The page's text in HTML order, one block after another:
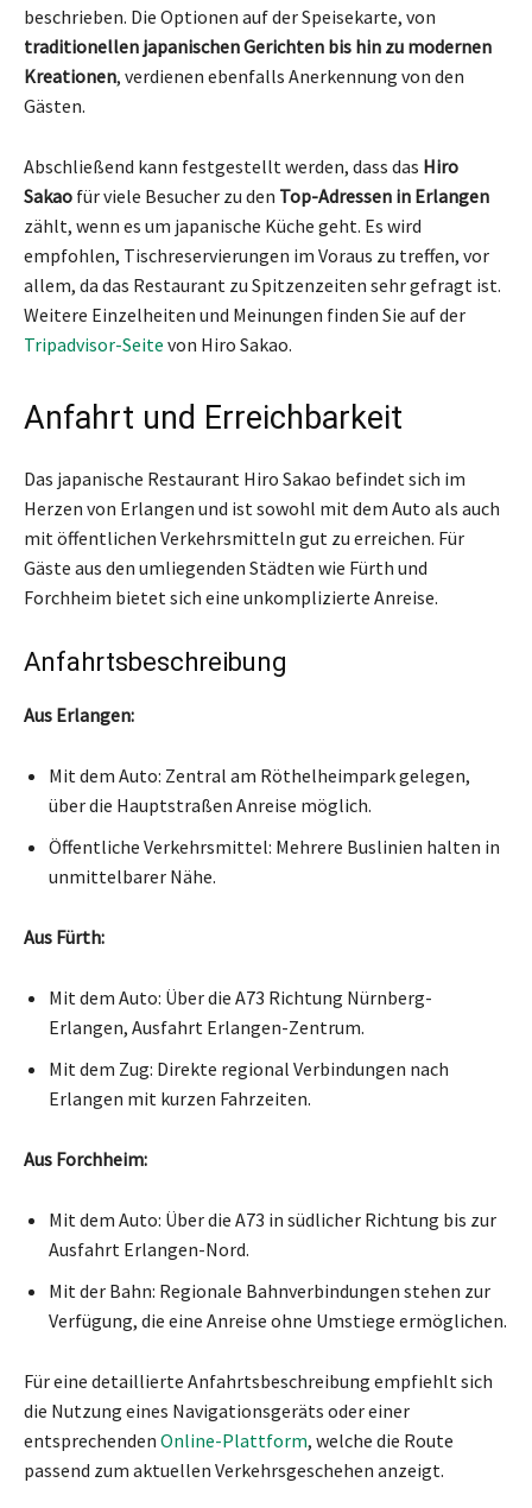
beschrieben. Die Optionen auf der Speisekarte, von
traditionellen japanischen Gerichten bis hin zu modernen
Kreationen, verdienen ebenfalls Anerkennung von den
Gästen.
Abschließend kann festgestellt werden, dass das Hiro
Sakao für viele Besucher zu den Top-Adressen in Erlangen
zählt, wenn es um japanische Küche geht. Es wird
empfohlen, Tischreservierungen im Voraus zu treffen, vor
allem, da das Restaurant zu Spitzenzeiten sehr gefragt ist.
Weitere Einzelheiten und Meinungen finden Sie auf der
Tripadvisor-Seite von Hiro Sakao.
Anfahrt und Erreichbarkeit
Das japanische Restaurant Hiro Sakao befindet sich im
Herzen von Erlangen und ist sowohl mit dem Auto als auch
mit öffentlichen Verkehrsmitteln gut zu erreichen. Für
Gäste aus den umliegenden Städten wie Fürth und
Forchheim bietet sich eine unkomplizierte Anreise.
Anfahrtsbeschreibung
Aus Erlangen:
Mit dem Auto: Zentral am Röthelheimpark gelegen,
über die Hauptstraßen Anreise möglich.
Öffentliche Verkehrsmittel: Mehrere Buslinien halten in
unmittelbarer Nähe.
Aus Fürth:
Mit dem Auto: Über die A73 Richtung Nürnberg-
Erlangen, Ausfahrt Erlangen-Zentrum.
Mit dem Zug: Direkte regional Verbindungen nach
Erlangen mit kurzen Fahrzeiten.
Aus Forchheim:
Mit dem Auto: Über die A73 in südlicher Richtung bis zur
Ausfahrt Erlangen-Nord.
Mit der Bahn: Regionale Bahnverbindungen stehen zur
Verfügung, die eine Anreise ohne Umstiege ermöglichen.
Für eine detaillierte Anfahrtsbeschreibung empfiehlt sich
die Nutzung eines Navigationsgeräts oder einer
entsprechenden Online-Plattform, welche die Route
passend zum aktuellen Verkehrsgeschehen anzeigt.